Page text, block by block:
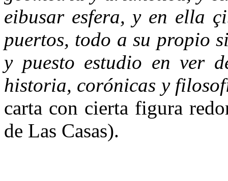
eibusar esfera, y en ella
puertos, todo a su propio
y puesto estudio en ver
historia, corónicas y
carta con cierta figura
de Las Casas).